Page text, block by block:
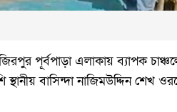
পূর্বপাড়া এলাকায় ব্যাপক
বাসিন্দা নাজিমউদ্দিন শেখ